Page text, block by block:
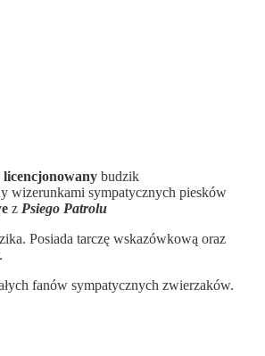
licencjonowany budzik
wizerunkami sympatycznych piesków
z Psiego Patrolu
Posiada tarczę wskazówkową oraz
fanów sympatycznych zwierzaków.